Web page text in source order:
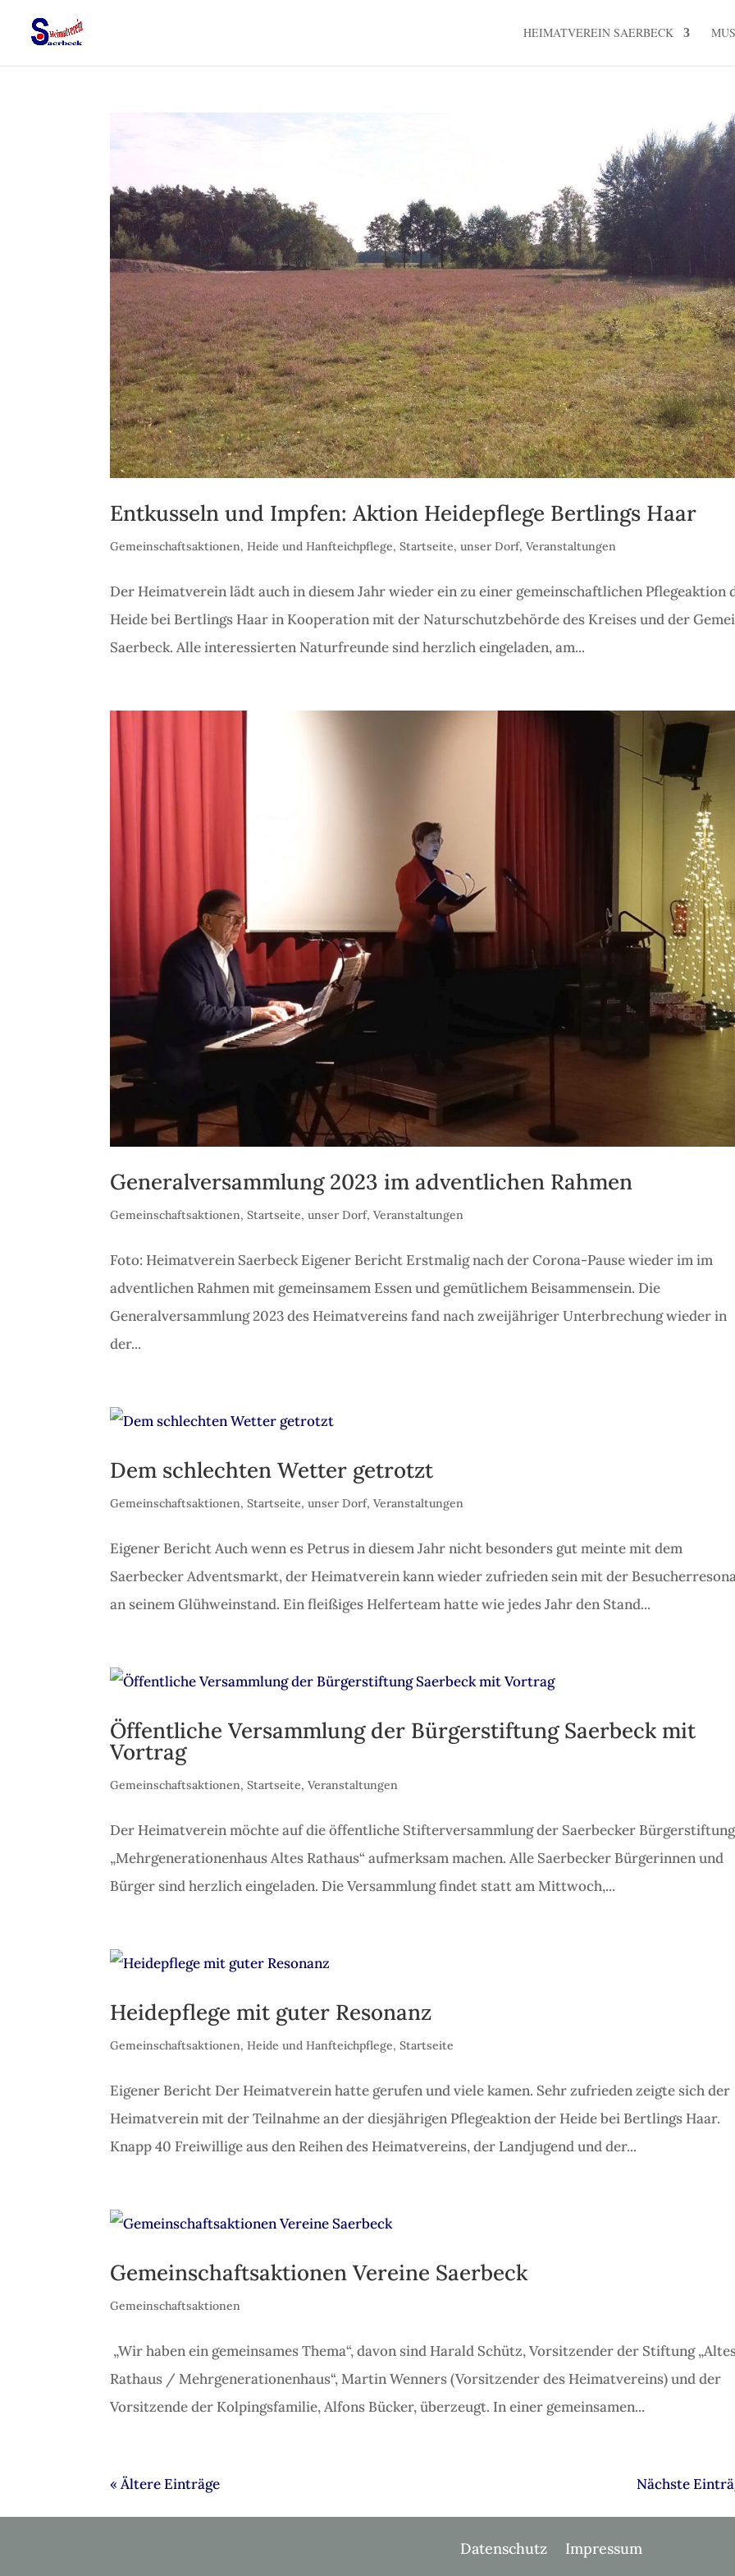
HEIMATVEREIN SAERBECK
Entkusseln und Impfen: Aktion Heidepflege Bertlings Haar
Gemeinschaftsaktionen,Heide und Hanfteichpflege,Startseite,unser Dorf,Veranstaltungen
Der Heimatverein lädt auch in diesem Jahr wieder ein zu einer gemeinschaftlichen Pflegeaktion
Heide bei Bertlings Haar in Kooperation mit der Naturschutzbehörde des Kreises und der
Saerbeck. Alle interessierten Naturfreunde sind herzlich eingeladen, am...
Generalversammlung 2023 im adventlichen Rahmen
Gemeinschaftsaktionen,Startseite,unser Dorf,Veranstaltungen
Foto: Heimatverein Saerbeck Eigener Bericht Erstmalig nach der Corona-Pause wieder im im
adventlichen Rahmen mit gemeinsamem Essen und gemütlichem Beisammensein. Die
Generalversammlung 2023 des Heimatvereins fand nach zweijähriger Unterbrechung wieder in
der...
Dem schlechten Wetter getrotzt
Gemeinschaftsaktionen,Startseite,unser Dorf,Veranstaltungen
Eigener Bericht Auch wenn es Petrus in diesem Jahr nicht besonders gut meinte mit dem
Saerbecker Adventsmarkt, der Heimatverein kann wieder zufrieden sein mit der
an seinem Glühweinstand. Ein fleißiges Helferteam hatte wie jedes Jahr den Stand...
Öffentliche Versammlung der Bürgerstiftung Saerbeck mit
Vortrag
Gemeinschaftsaktionen,Startseite,Veranstaltungen
Der Heimatverein möchte auf die öffentliche Stifterversammlung der Saerbecker Bürgerstiftung
„Mehrgenerationenhaus Altes Rathaus“ aufmerksam machen. Alle Saerbecker Bürgerinnen und
Bürger sind herzlich eingeladen. Die Versammlung findet statt am Mittwoch,...
Heidepflege mit guter Resonanz
Gemeinschaftsaktionen,Heide und Hanfteichpflege,Startseite
Eigener Bericht Der Heimatverein hatte gerufen und viele kamen. Sehr zufrieden zeigte sich der
Heimatverein mit der Teilnahme an der diesjährigen Pflegeaktion der Heide bei Bertlings Haar.
Knapp 40 Freiwillige aus den Reihen des Heimatvereins, der Landjugend und der...
Gemeinschaftsaktionen Vereine Saerbeck
Gemeinschaftsaktionen
„Wir haben ein gemeinsames Thema“, davon sind Harald Schütz, Vorsitzender der Stiftung
Rathaus / Mehrgenerationenhaus“, Martin Wenners (Vorsitzender des Heimatvereins) und der
Vorsitzende der Kolpingsfamilie, Alfons Bücker, überzeugt. In einer gemeinsamen...
« Ältere Einträge Nächste
Datenschutz Impressum